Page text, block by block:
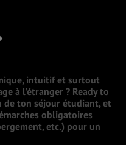
intuitif et surtout
à l’étranger ? Ready to
de ton séjour étudiant, et
obligatoires
etc.) pour un